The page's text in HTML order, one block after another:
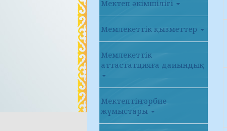
Мектеп әкімшілігі
Мемлекеттік қызметтер
Мемлекеттік
аттастатцияға дайындық
Мектептің тәрбие
жұмыстары